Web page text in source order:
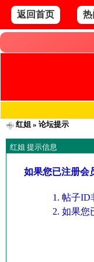
返回首页
红姐» 论坛提示
红姐 提示信息
如果您已注册会
帖子ID
如果您